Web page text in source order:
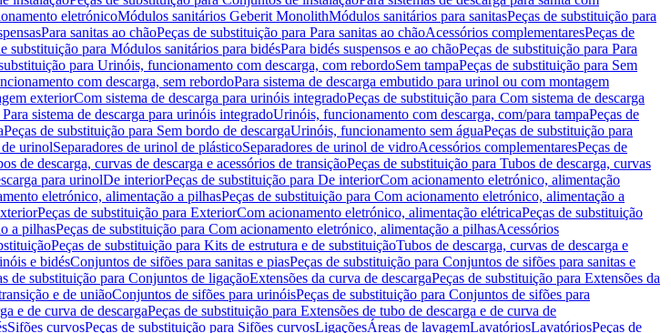
eletrónicoMódulos sanitários Geberit MonolithMódulos sanitários para sanitasPeças de substituição para
Para sanitas ao chãoPeças de substituição para Para sanitas ao chãoAcessórios complementaresPeças de
substituição para Módulos sanitários para bidésPara bidés suspensos e ao chãoPeças de substituição para Para
para Urinóis, funcionamento com descarga, com rebordoSem tampaPeças de substituição para Sem
com descarga, sem rebordoPara sistema de descarga embutido para urinol ou com montagem
exteriorCom sistema de descarga para urinóis integradoPeças de substituição para Com sistema de descarga
sistema de descarga para urinóis integradoUrinóis, funcionamento com descarga, com/para tampaPeças de
Peças de substituição para Sem bordo de descargaUrinóis, funcionamento sem águaPeças de substituição para
de urinolSeparadores de urinol de plásticoSeparadores de urinol de vidroAcessórios complementaresPeças de
de descarga, curvas de descarga e acessórios de transiçãoPeças de substituição para Tubos de descarga, curvas
para urinolDe interiorPeças de substituição para De interiorCom acionamento eletrónico, alimentação
eletrónico, alimentação a pilhasPeças de substituição para Com acionamento eletrónico, alimentação a
Peças de substituição para ExteriorCom acionamento eletrónico, alimentação elétricaPeças de substituição
a pilhasPeças de substituição para Com acionamento eletrónico, alimentação a pilhasAcessórios
Peças de substituição para Kits de estrutura e de substituiçãoTubos de descarga, curvas de descarga e
e bidésConjuntos de sifões para sanitas e piasPeças de substituição para Conjuntos de sifões para sanitas e
de substituição para Conjuntos de ligaçãoExtensões da curva de descargaPeças de substituição para Extensões da
e de uniãoConjuntos de sifões para urinóisPeças de substituição para Conjuntos de sifões para
e de curva de descargaPeças de substituição para Extensões de tubo de descarga e de curva de
Sifões curvosPeças de substituição para Sifões curvosLigaçõesÁreas de lavagemLavatóriosLavatóriosPeças de